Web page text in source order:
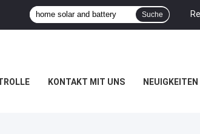
Suche
KONTAKT MIT UNS NEUIGKEITEN